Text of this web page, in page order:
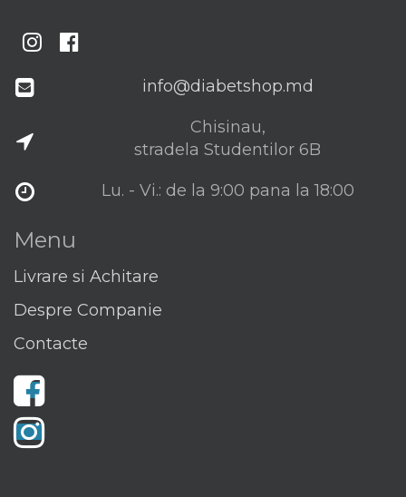
Chisinau,
stradela Studentilor 6B
Lu. - Vi.: de la 9:00 pana la 18:00
Menu
Livrare si Achitare
Despre Companie
Contacte